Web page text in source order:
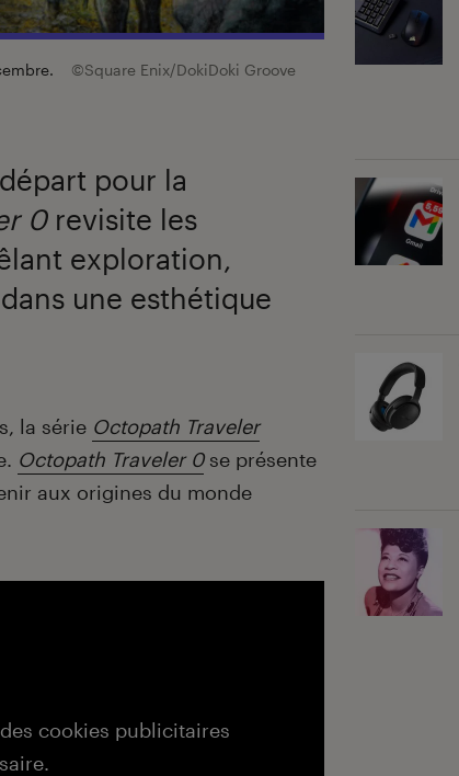
©Square Enix/DokiDoki Groove
pour la
0revisite les
exploration,
une esthétique
la série Octopath Traveler
Octopath Traveler 0 se présente
aux origines du monde
cookies publicitaires